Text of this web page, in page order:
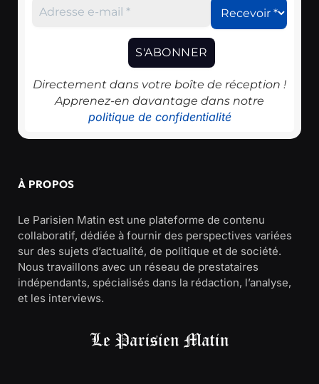
Directement dans votre boîte de réception !
Apprenez-en davantage dans notre
politique de confidentialité
À PROPOS
Le Parisien Matin est une plateforme de contenu
collaboratif, dédiée à fournir des perspectives variées
sur des sujets d’actualité, de politique et de société.
Nous travaillons avec un réseau de prestataires
indépendants, spécialisés dans la rédaction, l’analyse,
et les interviews.